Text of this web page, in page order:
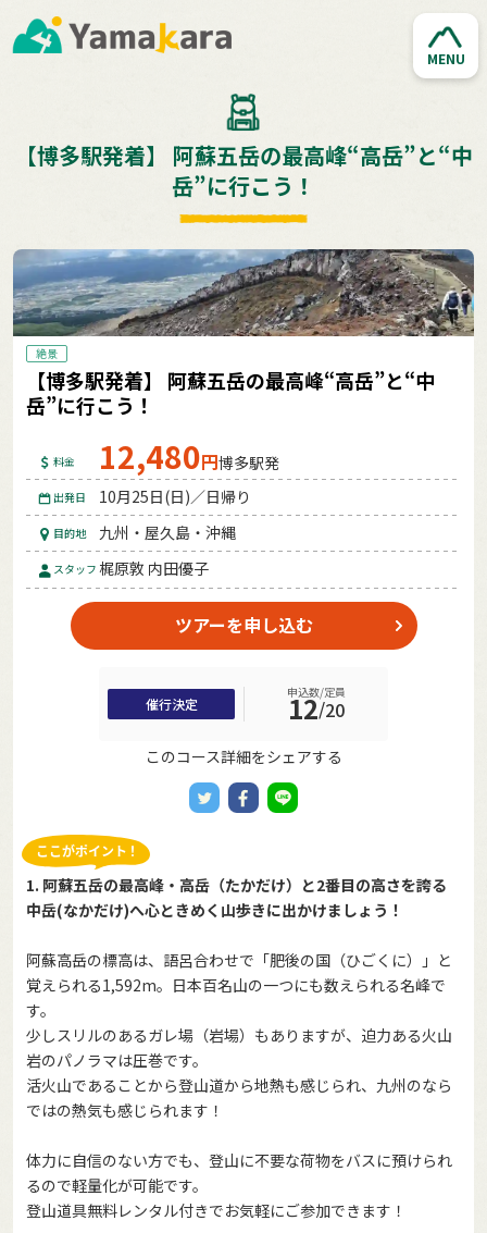
MENU
【博多駅発着】 阿蘇五岳の最高峰“高岳”と“中
岳”に行こう！
絶景
【博多駅発着】 阿蘇五岳の最高峰“高岳”と“中
岳”に行こう！
料金 12,480円博多駅発
出発日 10月25日(日)／日帰り
目的地 九州・屋久島・沖縄
スタッフ 梶原敦 内田優子
ツアーを申し込む
催行決定
申込数/定員
12/20
このコース詳細をシェアする
1. 阿蘇五岳の最高峰・高岳（たかだけ）と2番目の高さを誇る
中岳(なかだけ)へ心ときめく山歩きに出かけましょう！
阿蘇高岳の標高は、語呂合わせで「肥後の国（ひごくに）」と
覚えられる1,592m。日本百名山の一つにも数えられる名峰で
す。
少しスリルのあるガレ場（岩場）もありますが、迫力ある火山
岩のパノラマは圧巻です。
活火山であることから登山道から地熱も感じられ、九州のなら
ではの熱気も感じられます！
体力に自信のない方でも、登山に不要な荷物をバスに預けられ
るので軽量化が可能です。
登山道具無料レンタル付きでお気軽にご参加できます！